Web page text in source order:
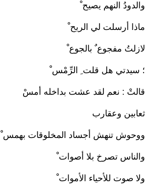
والدودُ النهم يصيح ْ
ماذا أرسلت لي الريح ْ
لازلتُ مفجوع ٌ بالجوع ْ
؛ سيدتي هل قلت ِ الرِّمْس ْ
قالتْ : نعم لقد عشت بداخله أمسْ
ثعابين وعقارب
ووحوش تنهش أجساد المخلوقات بهمس ْ
والناس تصرخ بلا أصوات ْ
ولا صوت للأحياء الأموات ْ